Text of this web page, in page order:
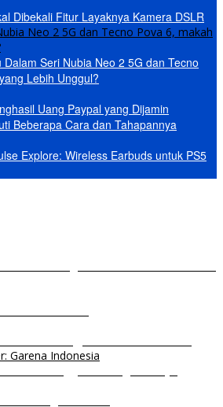
Dibekali Fitur Layaknya Kamera DSLR
Seri Nubia Neo 2 5G dan Tecno
Lebih Unggul?
Uang Paypal yang Dijamin
Beberapa Cara dan Tahapannya
Explore: Wireless Earbuds untuk PS5